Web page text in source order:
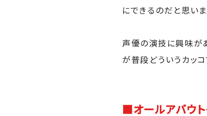
にできるのだと思い
声優の演技に興味が
が普段どういうカッ
■オールアバウト